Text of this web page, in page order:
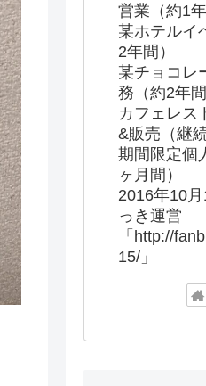
営業（約1年
某ホテルイ
2年間）
某チョコレ
務（約2年間
カフェレス
&販売（継続
期間限定個
ヶ月間）
2016年10
っき運営
「http://
15/」